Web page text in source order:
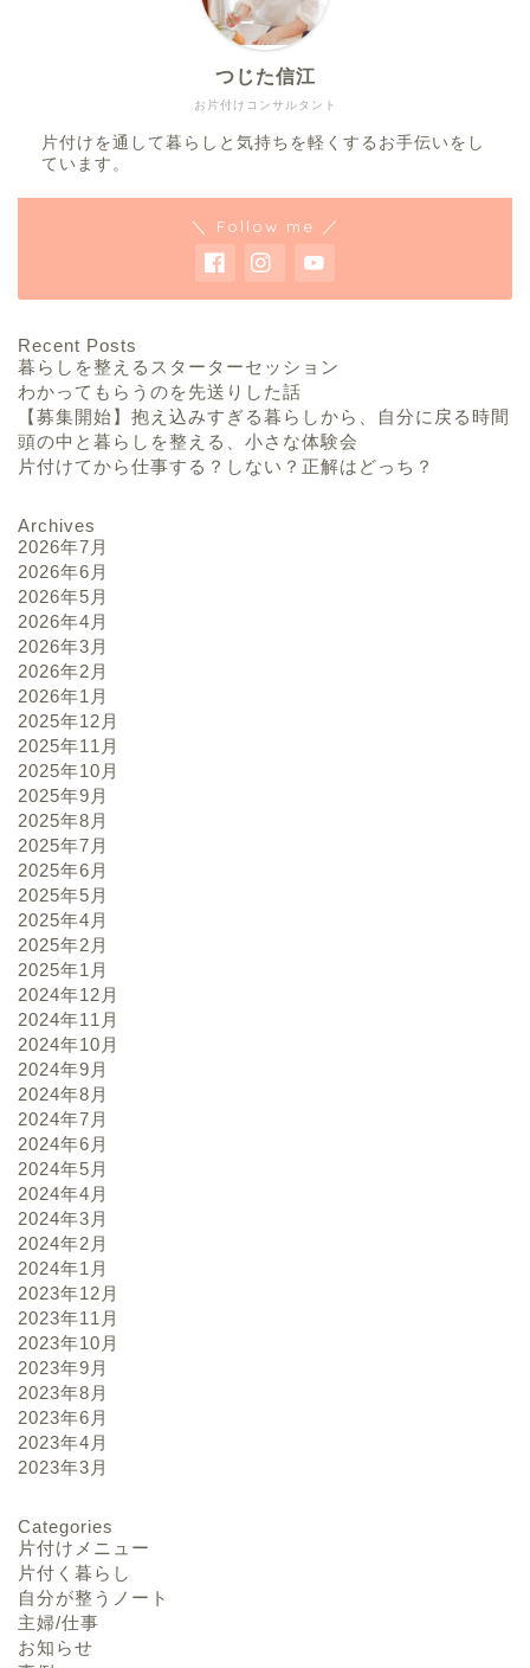
お片付けコンサルタント
つじた信江
片付けを通して暮らしと気持ちを軽くするお手伝いをし
ています。
＼ Follow me ／
Recent Posts
暮らしを整えるスターターセッション
わかってもらうのを先送りした話
【募集開始】抱え込みすぎる暮らしから、自分に戻る時間
頭の中と暮らしを整える、小さな体験会
片付けてから仕事する？しない？正解はどっち？
Archives
2026年7月
2026年6月
2026年5月
2026年4月
2026年3月
2026年2月
2026年1月
2025年12月
2025年11月
2025年10月
2025年9月
2025年8月
2025年7月
2025年6月
2025年5月
2025年4月
2025年2月
2025年1月
2024年12月
2024年11月
2024年10月
2024年9月
2024年8月
2024年7月
2024年6月
2024年5月
2024年4月
2024年3月
2024年2月
2024年1月
2023年12月
2023年11月
2023年10月
2023年9月
2023年8月
2023年6月
2023年4月
2023年3月
Categories
片付けメニュー
片付く暮らし
自分が整うノート
主婦/仕事
お知らせ